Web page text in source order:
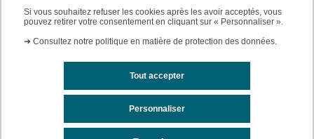
Si vous souhaitez refuser les cookies après les avoir acceptés, vous
pouvez retirer votre consentement en cliquant sur « Personnaliser ».
➜ Consultez notre politique en matière de protection des données.
Tout accepter
Personnaliser
SUIVEZ-NOUS
Mentions légales Contacts Plan du site